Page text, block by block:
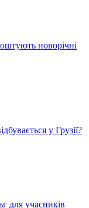
новорічні
у Грузії?
для учасників